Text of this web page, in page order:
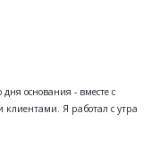
основания - вместе с
Я работал с утра